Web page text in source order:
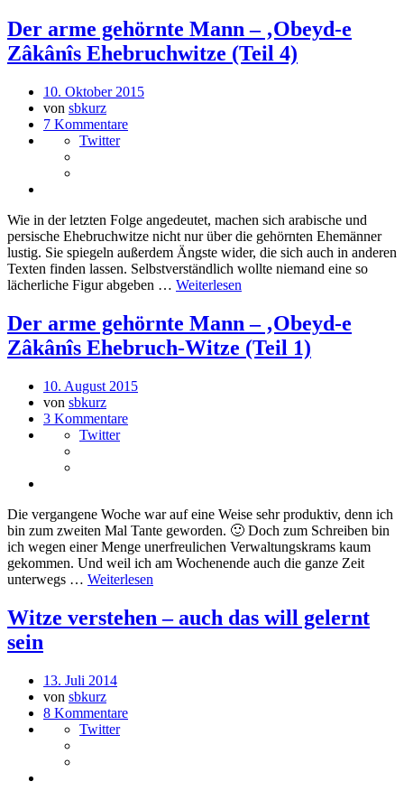
Der arme gehörnte Mann – ‚Obeyd-e
Zâkânîs Ehebruchwitze (Teil 4)
10. Oktober 2015
von sbkurz
7 Kommentare
Twitter
Wie in der letzten Folge angedeutet, machen sich arabische und
persische Ehebruchwitze nicht nur über die gehörnten Ehemänner
lustig. Sie spiegeln außerdem Ängste wider, die sich auch in anderen
Texten finden lassen. Selbstverständlich wollte niemand eine so
lächerliche Figur abgeben … Weiterlesen
Der arme gehörnte Mann – ‚Obeyd-e
Zâkânîs Ehebruch-Witze (Teil 1)
10. August 2015
von sbkurz
3 Kommentare
Twitter
Die vergangene Woche war auf eine Weise sehr produktiv, denn ich
bin zum zweiten Mal Tante geworden. 🙂 Doch zum Schreiben bin
ich wegen einer Menge unerfreulichen Verwaltungskrams kaum
gekommen. Und weil ich am Wochenende auch die ganze Zeit
unterwegs … Weiterlesen
Witze verstehen – auch das will gelernt
sein
13. Juli 2014
von sbkurz
8 Kommentare
Twitter